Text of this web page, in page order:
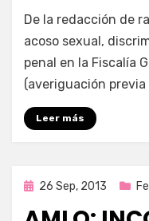
por Enrique
De la redacción de
acoso sexual,
penal en la Fiscalía
(averiguación previa
Leer más
Publicada
26 Sep, 2013